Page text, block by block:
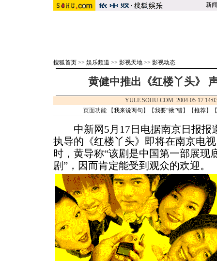
新闻
搜狐首页 >> 娱乐频道 >> 影视天地 >> 影视动态
黄健中推出《红楼丫头》
YULE.SOHU.COM 2004-05-17
页面功能 【我来说两句 】【我要“揪”错】【推荐】
中新网5月17日电据南京日报报
执导的《红楼丫头》即将在南京电
时，黄导称“该剧是中国第一部展现
剧”，因而肯定能受到观众的欢迎。